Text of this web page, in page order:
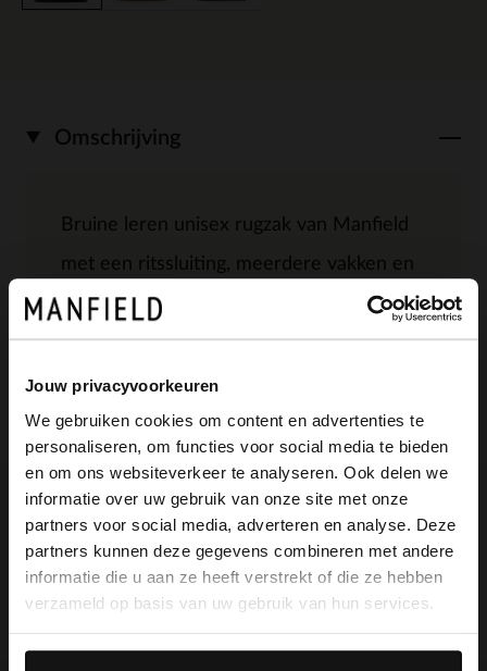
Jouw privacyvoorkeuren
We gebruiken cookies om content en advertenties te
personaliseren, om functies voor social media te bieden
en om ons websiteverkeer te analyseren. Ook delen we
informatie over uw gebruik van onze site met onze
partners voor social media, adverteren en analyse. Deze
partners kunnen deze gegevens combineren met andere
informatie die u aan ze heeft verstrekt of die ze hebben
verzameld op basis van uw gebruik van hun services.
Omschrijving
Bruine leren unisex rugzak van Manfield
met een ritssluiting, meerdere vakken en
verstelbare banden voor op de rug. De
afmeting van de tas is 48x44x15 cm
(BxHxD). We adviseren als verzorging en
bescherming de Collonil Carbon Pro.
Alles over dit product
Bezorgen & retour
×
View this website in English?
It looks like your language isn't Dutch. Would
you like to switch to English?
English